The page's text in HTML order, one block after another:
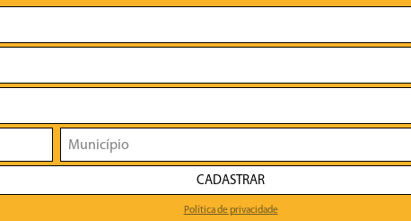
CADASTRAR
Política de privacidade